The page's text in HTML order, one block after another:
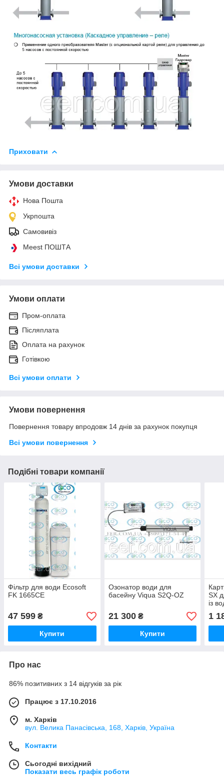
Приховати
Умови доставки
Нова Пошта
Укрпошта
Самовивіз
Meest ПОШТА
Всі умови доставки
Умови оплати
Пром-оплата
Післяплата
Оплата на рахунок
Готівкою
Всі умови оплати
Умови повернення
Повернення товару впродовж 14 днів за рахунок покупця
Всі умови повернення
Подібні товари компанії
Фільтр для води Ecosoft
FK 1665CE
47 599 ₴
Купити
Озонатор води для
басейну Viqua S2Q-OZ
21 300₴
Купити
SX
із
1
Про нас
86% позитивних з 14 відгуків за рік
Працює з 17.10.2016
м. Харків
вул. Велика Панасівська, 168, Харків, Україна
Контакти
Сьогодні вихідний
Показати весь графік роботи